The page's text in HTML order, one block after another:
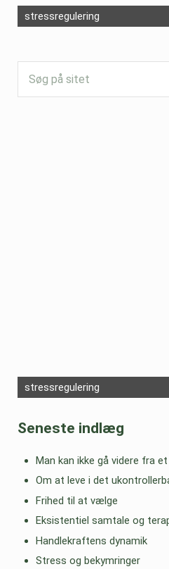
stressregulering
stressregulering
Seneste indlæg
Man kan ikke gå videre fra
Om at leve i det
Frihed til at vælge
Eksistentiel samtale og
Handlekraftens dynamik
Stress og bekymringer